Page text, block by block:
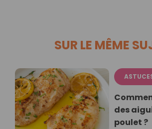
SUR LE MÊME
des
poulet ?